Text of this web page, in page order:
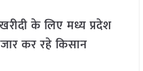
के लिए मध्य प्रदेश
कर रहे किसान